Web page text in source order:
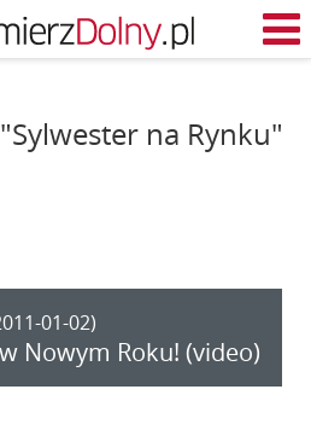
na Rynku"
01-02)
Nowym Roku! (video)